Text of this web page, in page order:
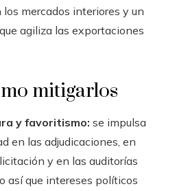
mercados interiores y un
agiliza las exportaciones
mitigarlos
y favoritismo: se impulsa
en las adjudicaciones, en
y en las auditorías
así que intereses políticos